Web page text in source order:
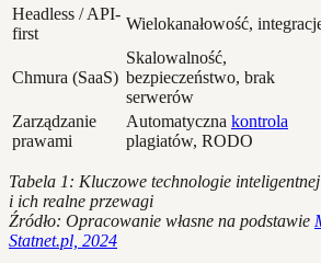
Headless / API-
first
Wielokanałowość,
Chmura (SaaS)
Skalowalność,
bezpieczeństwo, brak
serwerów
Zarządzanie
prawami
Automatyczna kontrola
plagiatów, RODO
Tabela 1: Kluczowe technologie
i ich realne przewagi
Źródło: Opracowanie własne na podstawie
Statnet.pl, 2024